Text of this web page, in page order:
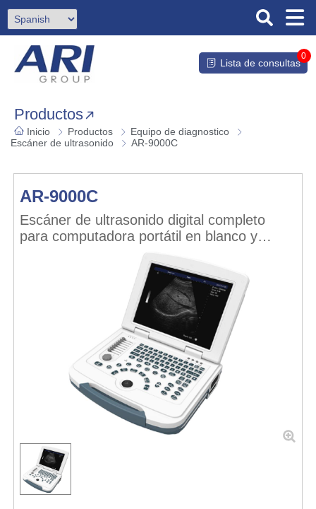
Lista de consultas
0
Productos
Inicio Productos
Equipo de diagnostico
Escáner de ultrasonido
AR-9000C
AR-9000C
Escáner de ultrasonido digital completo
para computadora portátil en blanco y